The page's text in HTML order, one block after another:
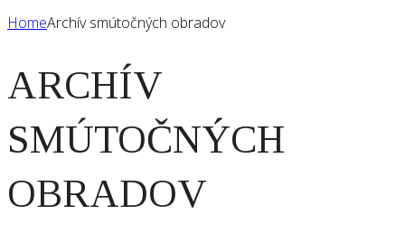
HomeArchív smútočných obradov
ARCHÍV
SMÚTOČNÝCH
OBRADOV